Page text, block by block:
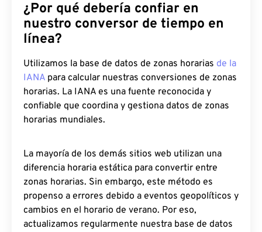
¿Por qué debería confiar en
nuestro conversor de tiempo en
línea?
Utilizamos la base de datos de zonas horarias de la
IANA para calcular nuestras conversiones de zonas
horarias. La IANA es una fuente reconocida y
confiable que coordina y gestiona datos de zonas
horarias mundiales.
La mayoría de los demás sitios web utilizan una
diferencia horaria estática para convertir entre
zonas horarias. Sin embargo, este método es
propenso a errores debido a eventos geopolíticos y
cambios en el horario de verano. Por eso,
actualizamos regularmente nuestra base de datos